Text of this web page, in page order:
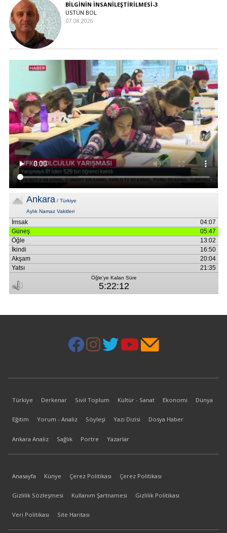
BİLGİNİN İNSANİLEŞTİRİLMESİ-3
ÜSTÜN BOL
07.08.2026
Türkiye Derkenar Sivil Toplum Kültür - Sanat Ekonomi Dünya
Eğitim Yorum - Analiz Söyleşi Yazı Dizisi Dosya Haber
Ankara Analiz Sağlık Portre Yazarlar
Anasayfa Künye Çerez Politikası Çerez Politikası
Gizlilik Sözleşmesi Kullanım Şartnamesi Gizlilik Politikası
Veri Politikası Site Haritası